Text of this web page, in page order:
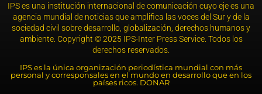
IPS es una institución internacional de comunicación cuyo eje es una
agencia mundial de noticias que amplifica las voces del Sur y de la
sociedad civil sobre desarrollo, globalización, derechos humanos y
ambiente. Copyright © 2025 IPS-Inter Press Service. Todos los
derechos reservados.
IPS es la única organización periodística mundial con más
personal y corresponsales en el mundo en desarrollo que en los
países ricos. DONAR